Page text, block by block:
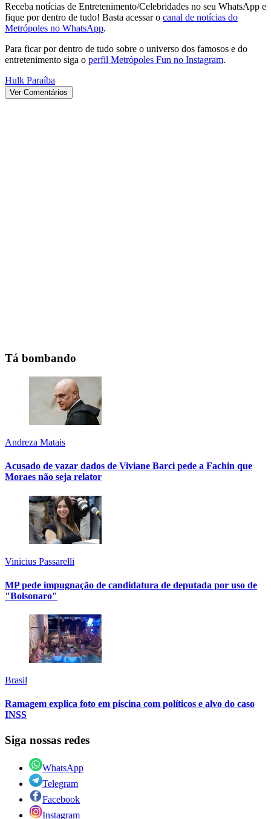
Receba notícias de Entretenimento/Celebridades no seu WhatsApp e
fique por dentro de tudo! Basta acessar o canal de notícias do
Metrópoles no WhatsApp.
Para ficar por dentro de tudo sobre o universo dos famosos e do
entretenimento siga o perfil Metrópoles Fun no Instagram.
Hulk Paraíba
Ver Comentários
Tá bombando
Andreza Matais
Acusado de vazar dados de Viviane Barci pede a Fachin que
Moraes não seja relator
Vinicius Passarelli
MP pede impugnação de candidatura de deputada por uso de
"Bolsonaro"
Brasil
Ramagem explica foto em piscina com políticos e alvo do caso
INSS
Siga nossas redes
WhatsApp
Telegram
Facebook
Instagram